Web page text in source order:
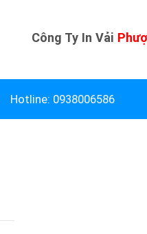
Ty In VảiPhượng Hoàng
Hotline: 0938006586